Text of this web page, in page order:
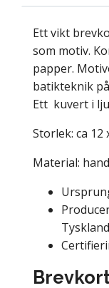
Ett vikt
som motiv.
papper.
batikteknik
Ett kuvert i
Storlek: ca 12
Material:
Tyskland